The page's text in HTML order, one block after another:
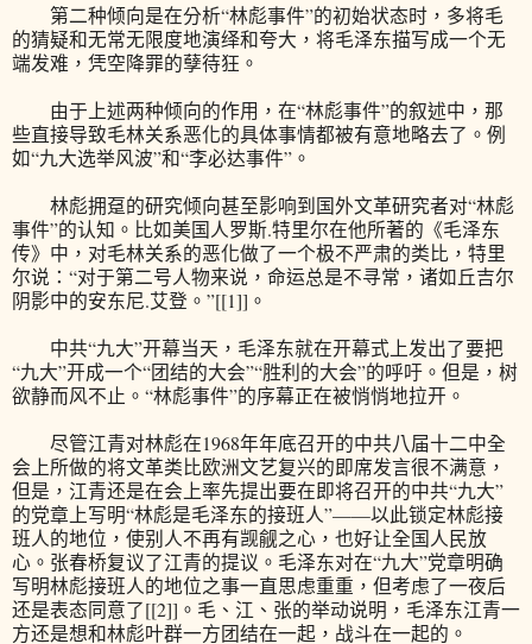
第二种倾向是在分析“林彪事件”的初始状态时，多将毛
的猜疑和无常无限度地演绎和夸大，将毛泽东描写成一个无
端发难，凭空降罪的孽待狂。
由于上述两种倾向的作用，在“林彪事件”的叙述中，那
些直接导致毛林关系恶化的具体事情都被有意地略去了。例
如“九大选举风波”和“李必达事件”。
林彪拥趸的研究倾向甚至影响到国外文革研究者对“林彪
事件”的认知。比如美国人罗斯.特里尔在他所著的《毛泽东
传》中，对毛林关系的恶化做了一个极不严肃的类比，特里
尔说：“对于第二号人物来说，命运总是不寻常，诸如丘吉尔
阴影中的安东尼.艾登。”[[1]]。
中共“九大”开幕当天，毛泽东就在开幕式上发出了要把
“九大”开成一个“团结的大会”“胜利的大会”的呼吁。但是，树
欲静而风不止。“林彪事件”的序幕正在被悄悄地拉开。
尽管江青对林彪在1968年年底召开的中共八届十二中全
会上所做的将文革类比欧洲文艺复兴的即席发言很不满意，
但是，江青还是在会上率先提出要在即将召开的中共“九大”
的党章上写明“林彪是毛泽东的接班人”——以此锁定林彪接
班人的地位，使别人不再有觊觎之心，也好让全国人民放
心。张春桥复议了江青的提议。毛泽东对在“九大”党章明确
写明林彪接班人的地位之事一直思虑重重，但考虑了一夜后
还是表态同意了[[2]]。毛、江、张的举动说明，毛泽东江青一
方还是想和林彪叶群一方团结在一起，战斗在一起的。